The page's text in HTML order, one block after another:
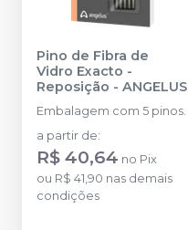
Pino de Fibra de
Vidro Exacto -
Reposição - ANGELUS
Embalagem com 5 pinos.
a partir de:
R$ 40,64 no Pix
ou R$ 41,90 nas demais
condições